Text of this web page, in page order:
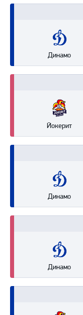
Динамо
Йокерит
Динамо
Динамо